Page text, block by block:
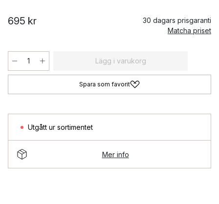
695 kr
30 dagars prisgaranti
Matcha priset
Lägg i varukorg
Spara som favorit
Utgått ur sortimentet
Mer info